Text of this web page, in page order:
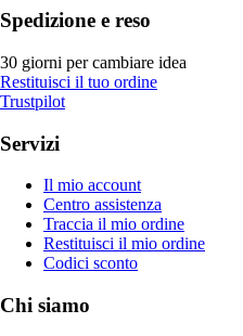
Spedizione e reso
30 giorni per cambiare idea
Restituisci il tuo ordine
Trustpilot
Servizi
Il mio account
Centro assistenza
Traccia il mio ordine
Restituisci il mio ordine
Codici sconto
Chi siamo